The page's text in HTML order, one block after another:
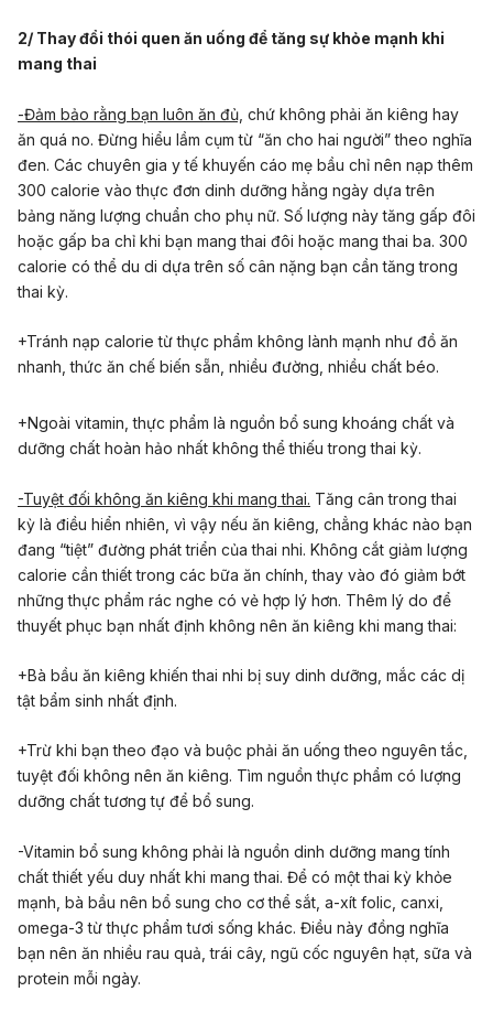
2/ Thay đổi thói quen ăn uống để tăng sự khỏe mạnh khi
mang thai
-Đảm bảo rằng bạn luôn ăn đủ, chứ không phải ăn kiêng hay
ăn quá no. Đừng hiểu lầm cụm từ “ăn cho hai người” theo nghĩa
đen. Các chuyên gia y tế khuyến cáo mẹ bầu chỉ nên nạp thêm
300 calorie vào thực đơn dinh dưỡng hằng ngày dựa trên
bảng năng lượng chuẩn cho phụ nữ. Số lượng này tăng gấp đôi
hoặc gấp ba chỉ khi bạn mang thai đôi hoặc mang thai ba. 300
calorie có thể du di dựa trên số cân nặng bạn cần tăng trong
thai kỳ.
+Tránh nạp calorie từ thực phẩm không lành mạnh như đồ ăn
nhanh, thức ăn chế biến sẵn, nhiều đường, nhiều chất béo.
+Ngoài vitamin, thực phẩm là nguồn bổ sung khoáng chất và
dưỡng chất hoàn hảo nhất không thể thiếu trong thai kỳ.
-Tuyệt đối không ăn kiêng khi mang thai. Tăng cân trong thai
kỳ là điều hiển nhiên, vì vậy nếu ăn kiêng, chẳng khác nào bạn
đang “tiệt” đường phát triển của thai nhi. Không cắt giảm lượng
calorie cần thiết trong các bữa ăn chính, thay vào đó giảm bớt
những thực phẩm rác nghe có vẻ hợp lý hơn. Thêm lý do để
thuyết phục bạn nhất định không nên ăn kiêng khi mang thai:
+Bà bầu ăn kiêng khiến thai nhi bị suy dinh dưỡng, mắc các dị
tật bẩm sinh nhất định.
+Trừ khi bạn theo đạo và buộc phải ăn uống theo nguyên tắc,
tuyệt đối không nên ăn kiêng. Tìm nguồn thực phẩm có lượng
dưỡng chất tương tự để bổ sung.
-Vitamin bổ sung không phải là nguồn dinh dưỡng mang tính
chất thiết yếu duy nhất khi mang thai. Để có một thai kỳ khỏe
mạnh, bà bầu nên bổ sung cho cơ thể sắt, a-xít folic, canxi,
omega-3 từ thực phẩm tươi sống khác. Điều này đồng nghĩa
bạn nên ăn nhiều rau quả, trái cây, ngũ cốc nguyên hạt, sữa và
protein mỗi ngày.